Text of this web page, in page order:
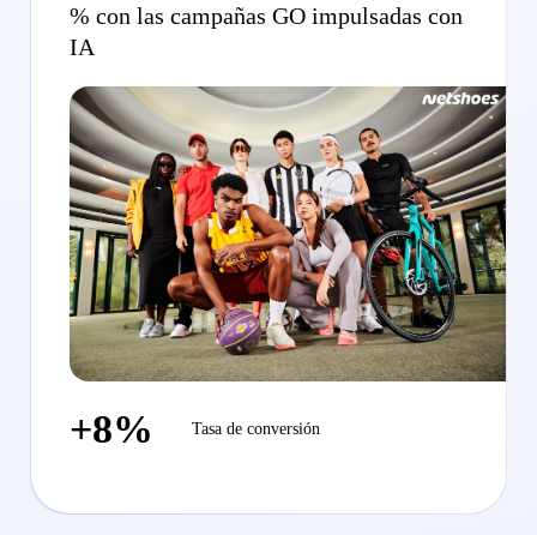
% con las campañas GO impulsadas con
IA
+8% Tasa de conversión